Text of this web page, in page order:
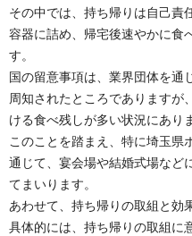
その中では、持ち帰りは自己責
容器に詰め、帰宅後速やかに食
す。
国の留意事項は、業界団体を通
周知されたところでありますが
ける食べ残しが多い状況にあり
このことを踏まえ、特に埼玉県
通じて、宴会場や結婚式場など
てまいります。
あわせて、持ち帰りの取組と効
具体的には、持ち帰りの取組に